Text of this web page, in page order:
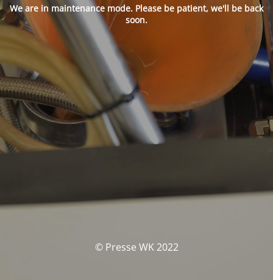
We are in maintenance mode. Please be patient, we'll be back
soon.
© Presse WK 2022